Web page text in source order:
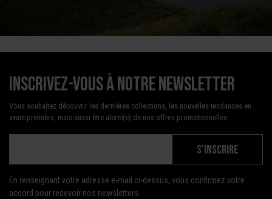
Inscrivez-vous à notre newsletter
Vous souhaitez découvrir les dernières collections, les nouvelles tendances en
avant-première, mais aussi être alerté(e) de nos offres promotionnelles
S'INSCRIRE
En renseignant votre adresse e-mail ci-dessus, vous confirmez votre
accord pour recevoir nos newsletters.